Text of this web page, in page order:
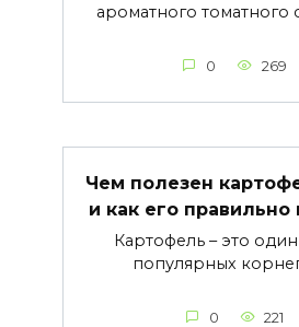
ароматного томатного
0 269
Чем полезен
и как его правильно
Картофель – это
популярных
0 221